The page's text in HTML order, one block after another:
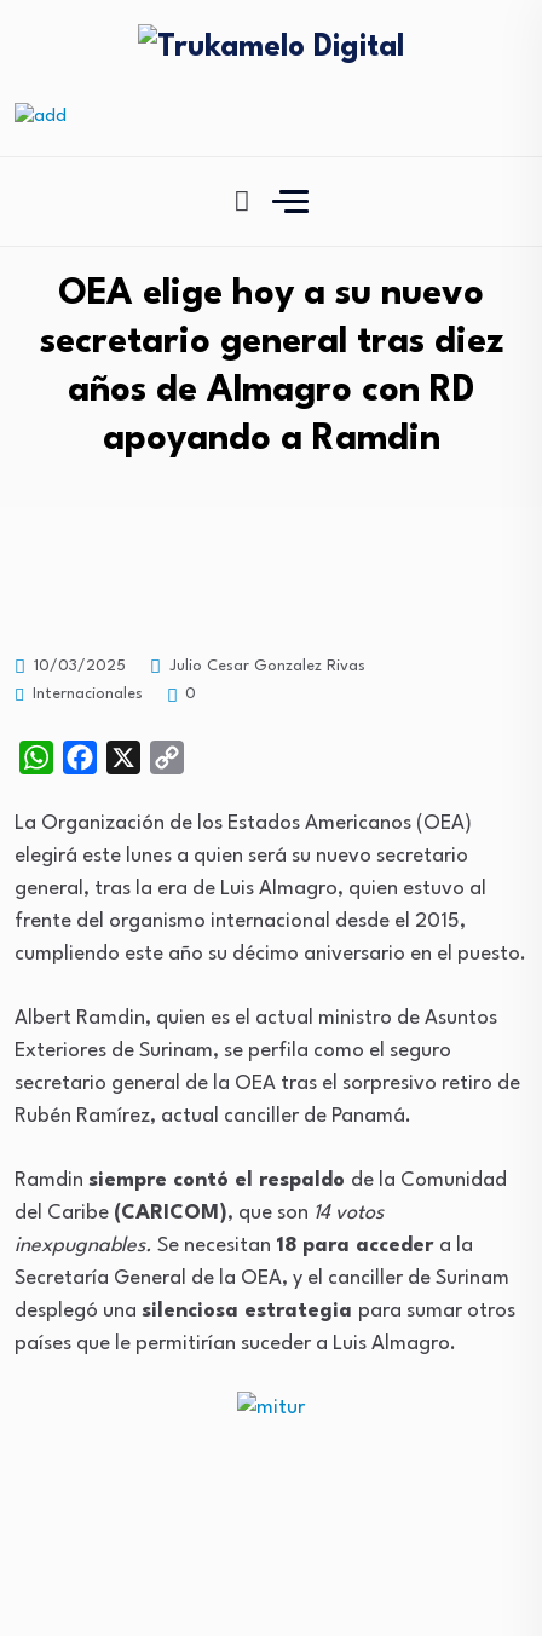
OEA elige hoy a su nuevo
secretario general tras diez
años de Almagro con RD
apoyando a Ramdin
10/03/2025
Julio Cesar Gonzalez Rivas
Internacionales
0
WhatsAppFacebook
La Organización de los Estados Americanos (OEA)
elegirá este lunes a quien será su nuevo secretario
general, tras la era de Luis Almagro, quien estuvo al
frente del organismo internacional desde el 2015,
cumpliendo este año su décimo aniversario en el puesto.
Albert Ramdin, quien es el actual ministro de Asuntos
Exteriores de Surinam, se perfila como el seguro
secretario general de la OEA tras el sorpresivo retiro de
Rubén Ramírez, actual canciller de Panamá.
Ramdin siempre contó el respaldo de la Comunidad
del Caribe (CARICOM), que son 14 votos
inexpugnables. Se necesitan 18 para acceder a la
Secretaría General de la OEA, y el canciller de Surinam
desplegó una silenciosa estrategia para sumar otros
países que le permitirían suceder a Luis Almagro.